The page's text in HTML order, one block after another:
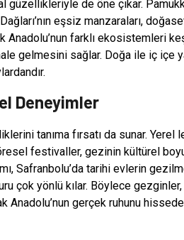
de öne çıkar.
eşsiz manzaraları,
Anadolu’nun farklı ekosistemleri
gelmesini sağlar. Doğa ile iç içe
Deneyimler
tanıma fırsatı da sunar. Yerel
festivaller, gezinin kültürel
Safranbolu’da tarihi evlerin
çok yönlü kılar. Böylece
Anadolu’nun gerçek ruhunu